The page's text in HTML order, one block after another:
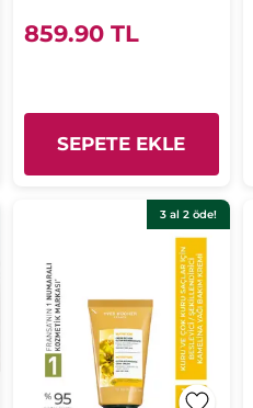
859.90 TL
SEPETE EKLE
3 al 2 öde!